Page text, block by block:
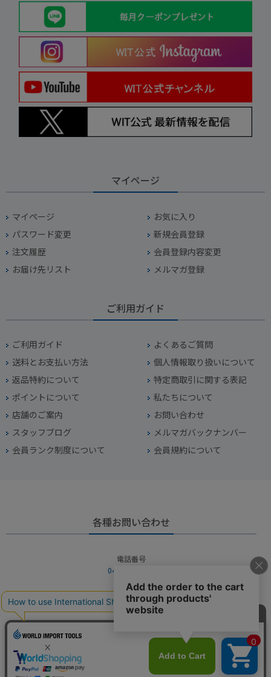
マイページ
マイページ
お気に入り
パスワード変更
新規会員登録
注文履歴
会員登録内容変更
お届け先リスト
メルマガ登録
ご利用ガイド
ご利用ガイド
よくあるご質問
送料とお支払い方法
個人情報取り扱いについて
返品特約について
特定商取引に関する表記
ポイントについて
私たちについて
店舗のご案内
お問い合わせ
スタッフブログ
メルマガバックナンバー
会員ランク制度について
会員規約について
各種お問い合わせ
電話番号
045-949-2451
営業時間
10：00～19：00
お問い合わせフォームからお問い合わせ